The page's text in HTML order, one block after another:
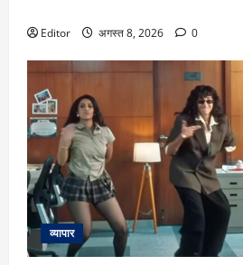
Editor अगस्त 8, 2026 0
व्यापार